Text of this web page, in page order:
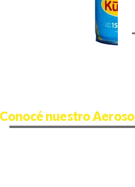
Conocé nuestro Aerosol